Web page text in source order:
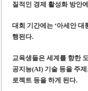
질적인 경제 활성화 방안
대회 기간에는 ‘아세안 대
행된다.
교육생들은 세계를 향한
공지능(AI) 기술 등을 주
로젝트 등을 하게 된다.